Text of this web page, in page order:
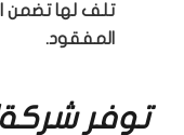
تلف لها تضمن
المفقود.
توفر